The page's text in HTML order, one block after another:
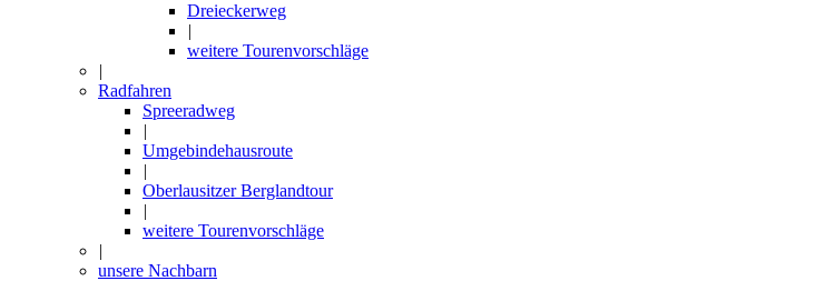
Dreieckerweg
|
weitere Tourenvorschläge
|
Radfahren
Spreeradweg
|
Umgebindehausroute
|
Oberlausitzer Berglandtour
|
weitere Tourenvorschläge
|
unsere Nachbarn